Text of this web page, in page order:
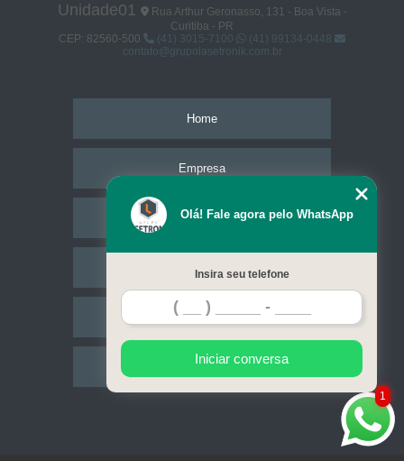
Unidade01
Rua Arthur Geronasso, 131 - Boa Vista -
Curitiba - PR
CEP: 82560-500
(41) 3015-7100
(41) 99134-0448
contato@grupolasetronik.com.br
Home
Empresa
Missão
Serviços
Contato
Mapa do site
1
Olá! Fale agora pelo WhatsApp
Insira seu telefone
Iniciar conversa